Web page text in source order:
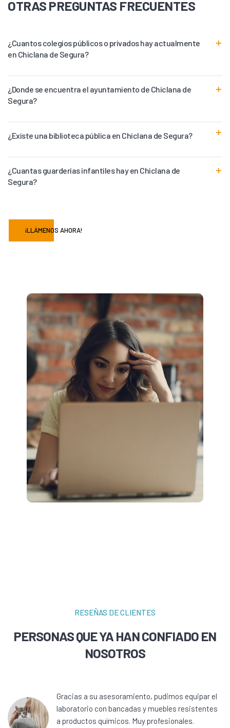
OTRAS PREGUNTAS FRECUENTES
¿Cuantos colegios públicos o privados hay actualmente
en Chiclana de Segura?
¿Donde se encuentra el ayuntamiento de Chiclana de
Segura?
¿Existe una biblioteca pública en Chiclana de Segura?
¿Cuantas guarderías infantiles hay en Chiclana de
Segura?
¡LLÁMENOS AHORA!
RESEÑAS DE CLIENTES
PERSONAS QUE YA HAN CONFIADO EN
NOSOTROS
Gracias a su asesoramiento, pudimos equipar el
laboratorio con bancadas y muebles resistentes
a productos químicos. Muy profesionales.